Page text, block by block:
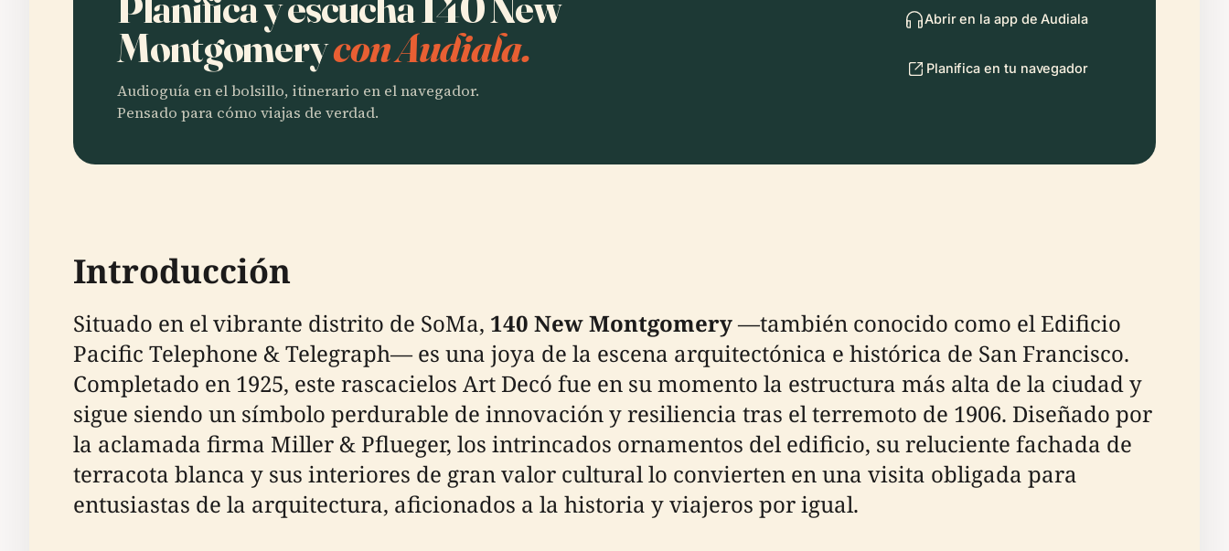
Montgomerycon Audiala.
Audioguía en el bolsillo, itinerario en el navegador.
Pensado para cómo viajas de verdad.
Abrir en la app de Audiala
Planifica en tu navegador
Introducción
Situado en el vibrante distrito de SoMa, 140 New Montgomery—también conocido como el Edificio
Pacific Telephone & Telegraph— es una joya de la escena arquitectónica e histórica de San Francisco.
Completado en 1925, este rascacielos Art Decó fue en su momento la estructura más alta de la ciudad y
sigue siendo un símbolo perdurable de innovación y resiliencia tras el terremoto de 1906. Diseñado por
la aclamada firma Miller & Pflueger, los intrincados ornamentos del edificio, su reluciente fachada de
terracota blanca y sus interiores de gran valor cultural lo convierten en una visita obligada para
entusiastas de la arquitectura, aficionados a la historia y viajeros por igual.